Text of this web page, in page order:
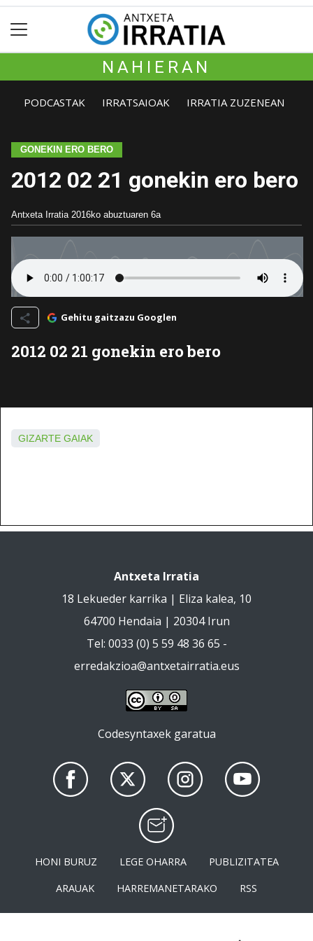
NAHIERAN
PODCASTAK IRRATSAIOAK IRRATIA ZUZENEAN
GONEKIN ERO BERO
2012 02 21 gonekin ero bero
Antxeta Irratia 2016ko abuztuaren 6a
Gehitu gaitzazu Googlen
2012 02 21 gonekin ero bero
GIZARTE GAIAK
Antxeta Irratia
18 Lekueder karrika | Eliza kalea, 10
64700 Hendaia | 20304 Irun
Tel: 0033 (0) 5 59 48 36 65 -
erredakzioa@antxetairratia.eus
Codesyntaxek garatua
HONI BURUZ LEGE OHARRA
PUBLIZITATEA
ARAUAK
HARREMANETARAKO RSS